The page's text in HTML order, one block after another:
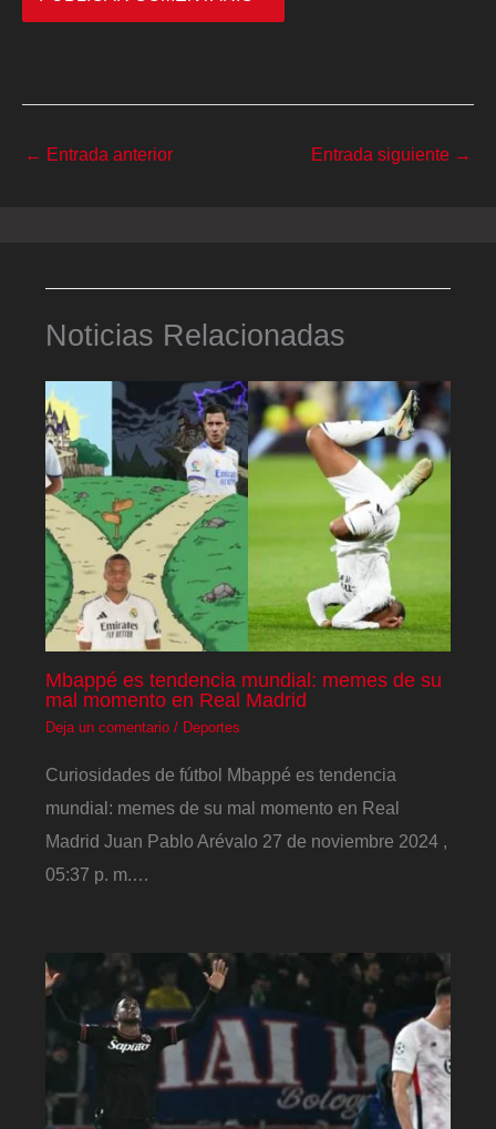
← Entrada anterior Entrada siguiente →
Noticias Relacionadas
Mbappé es tendencia mundial: memes de su
mal momento en Real Madrid
Deja un comentario / Deportes
Curiosidades de fútbol Mbappé es tendencia
mundial: memes de su mal momento en Real
Madrid Juan Pablo Arévalo 27 de noviembre 2024 ,
05:37 p. m.…